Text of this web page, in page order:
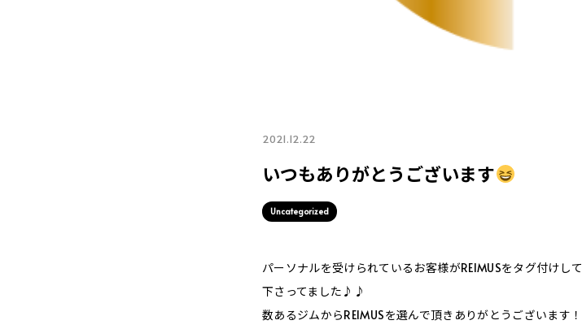
2021.12.22
いつもありがとうございます
Uncategorized
パーソナルを受けられているお客様がREIMUSをタグ付けして
下さってました♪♪
数あるジムからREIMUSを選んで頂きありがとうございます！